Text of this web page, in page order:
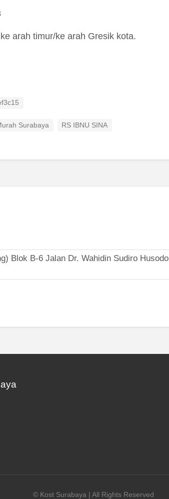
arah timur/ke arah Gresik kota.
Surabaya RS IBNU SINA
Blok B-6 Jalan Dr. Wahidin Sudiro Husodo
© Kost Surabaya | All Rights Reserved